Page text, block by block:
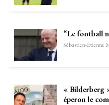
“Le football
« Bilderberg
éperon le